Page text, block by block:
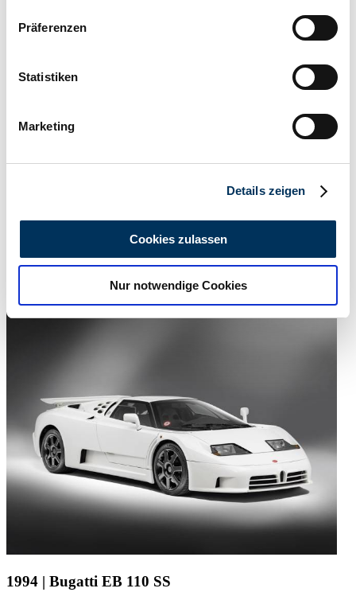
Informationen über Ihre geografische Lage
können
bestimmten Merkmalen (Fingerprinting) identifizieren
Erfahren Sie mehr darüber, wie Ihre persönlichen Daten
analysieren. Außerdem geben wir Informationen zu Ihrer
Verwendung unserer Website an unsere Partner für
soziale Medien, Werbung und Analysen weiter. Unsere
Präferenzen
Statistiken
Marketing
Details zeigen
Cookies zulassen
Nur notwendige Cookies
1994 | Bugatti EB 110 SS